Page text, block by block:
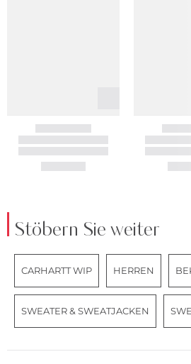
Stöbern Sie weiter
CARHARTT WIP HERREN
SWEATER & SWEATJACKEN